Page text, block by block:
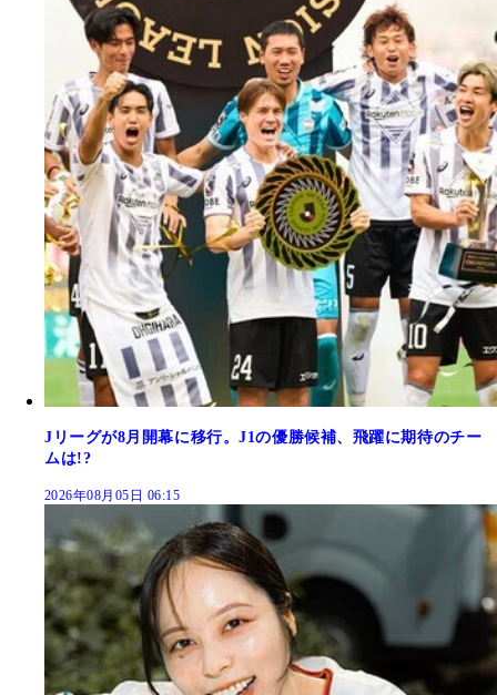
Jリーグが8月開幕に移行。J1の優勝候補、飛躍に期待のチー
ムは!?
2026年08月05日 06:15